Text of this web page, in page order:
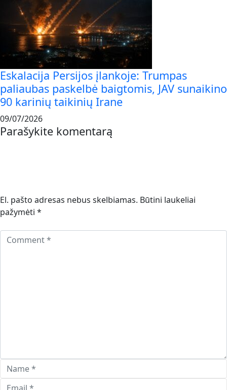
Eskalacija Persijos įlankoje: Trumpas
paliaubas paskelbė baigtomis, JAV sunaikino
90 karinių taikinių Irane
09/07/2026
Parašykite komentarą
El. pašto adresas nebus skelbiamas. Būtini laukeliai
pažymėti *